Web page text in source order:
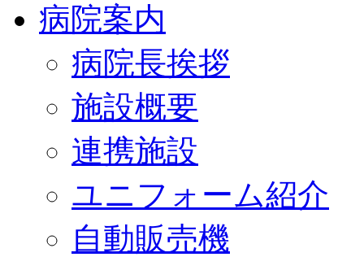
病院案内
病院長挨拶
施設概要
連携施設
ユニフォーム紹介
自動販売機